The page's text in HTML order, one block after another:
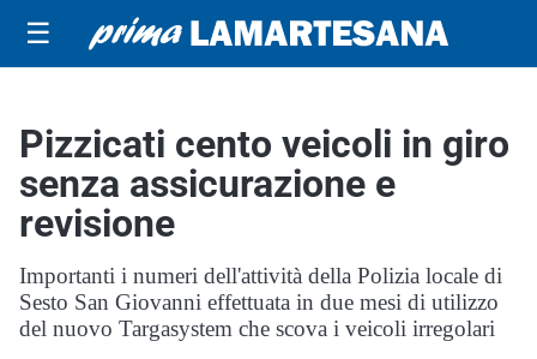
☰
Pizzicati cento veicoli in giro
senza assicurazione e
revisione
Importanti i numeri dell'attività della Polizia locale di
Sesto San Giovanni effettuata in due mesi di utilizzo
del nuovo Targasystem che scova i veicoli irregolari